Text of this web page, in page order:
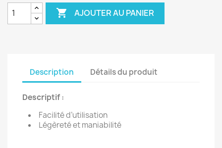
 AJOUTER AU PANIER
Description Détails du produit
Descriptif :
Facilité d’utilisation
Légèreté et maniabilité